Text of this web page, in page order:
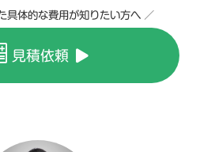
具体的な費用が知りたい方へ ／
見積依頼